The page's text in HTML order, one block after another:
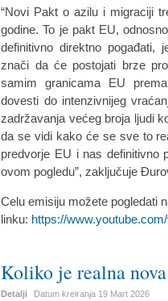
“Novi Pakt o azilu i migraciji
godine. To je pakt EU,
definitivno direktno
znači da će postojati brze
samim granicama EU
dovesti do intenzivnijeg
zadržavanja većeg broja ljudi
da se vidi kako će se sve to
predvorje EU i nas definitivno
ovom pogledu”, zaključuje
Celu emisiju možete pogledati
linku: https://
Koliko je realna
Detalji Datum kreiranja 19 Mart 2026